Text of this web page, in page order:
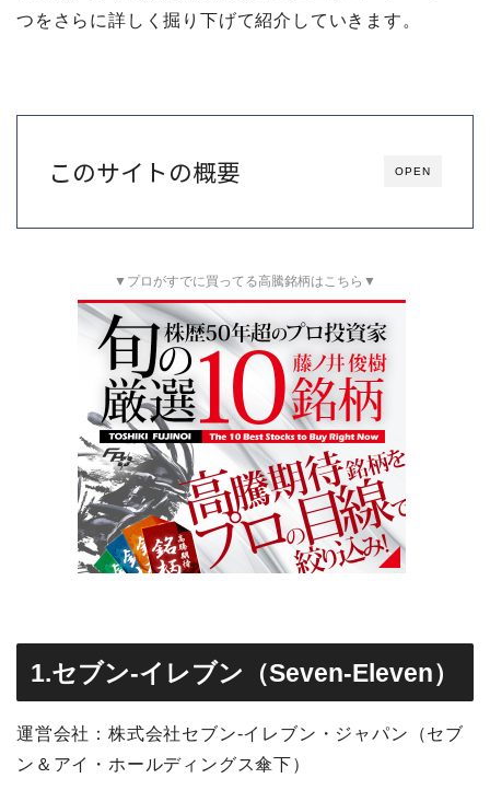
つをさらに詳しく掘り下げて紹介していきます。
OPEN
このサイトの概要
▼プロがすでに買ってる高騰銘柄はこちら▼
1.セブン-イレブン（Seven-Eleven）
運営会社：株式会社セブン-イレブン・ジャパン（セブ
ン＆アイ・ホールディングス傘下）